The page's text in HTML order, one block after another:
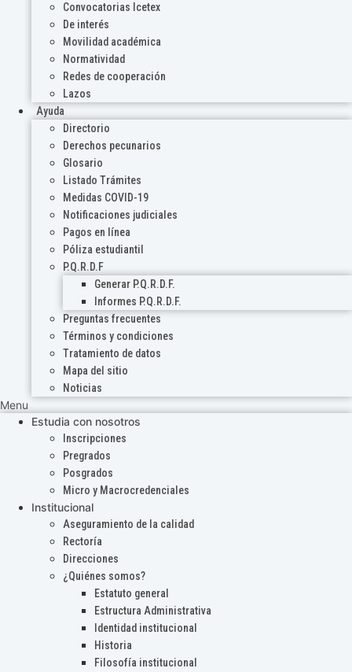
Convocatorias Icetex
De interés
Movilidad académica
Normatividad
Redes de cooperación
Lazos
Ayuda
Directorio
Derechos pecunarios
Glosario
Listado Trámites
Medidas COVID-19
Notificaciones judiciales
Pagos en línea
Póliza estudiantil
P.Q.R.D.F
Generar P.Q.R.D.F.
Informes P.Q.R.D.F.
Preguntas frecuentes
Términos y condiciones
Tratamiento de datos
Mapa del sitio
Noticias
Menu
Estudia con nosotros
Inscripciones
Pregrados
Posgrados
Micro y Macrocredenciales
Institucional
Aseguramiento de la calidad
Rectoría
Direcciones
¿Quiénes somos?
Estatuto general
Estructura Administrativa
Identidad institucional
Historia
Filosofía institucional